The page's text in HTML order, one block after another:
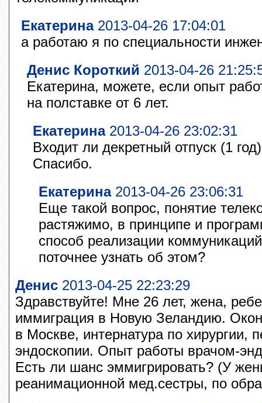
Екатерина2013-04-26 17:04:01
а работаю я по специальности
Денис Короткий 2013-04-26
Екатерина, можете, если опыт
на полставке от 6 лет.
Екатерина2013-04-26 23:02:31
Входит ли декретный отпуск (1
Спасибо.
Екатерина2013-04-26 23:06:31
Еще такой вопрос, понятие
растяжимо, в принципе и
способ реализации
поточнее узнать об этом?
Денис 2013-04-25 22:23:29
Здравствуйте! Мне 26 лет, жена,
иммиграция в Новую Зеландию.
в Москве, интернатура по хирургии,
эндоскопии. Опыт работы врачом-
Есть ли шанс эммигрировать? (У
реанимационной мед.сестры, по